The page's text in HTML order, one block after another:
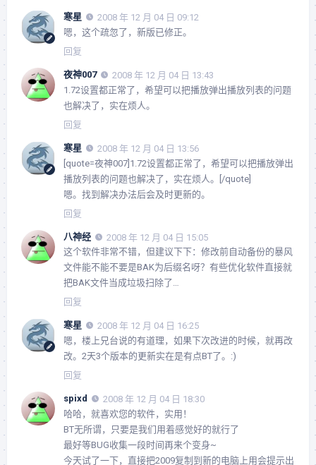
寒星
2008 年 12 月 04 日 09:12
嗯，这个疏忽了，新版已修正。
回复
夜神007
2008 年 12 月 04 日 13:43
1.72设置都正常了，希望可以把播放弹出播放列表的问题
也解决了，实在烦人。
回复
寒星
2008 年 12 月 04 日 13:56
[quote=夜神007]1.72设置都正常了，希望可以把播放弹出
播放列表的问题也解决了，实在烦人。[/quote]
嗯。找到解决办法后会及时更新的。
回复
八神经
2008 年 12 月 04 日 15:05
这个软件非常不错，但建议下下：修改前自动备份的暴风
文件能不能不要是BAK为后缀名呀？有些优化软件直接就
把BAK文件当成垃圾扫除了…
回复
寒星
2008 年 12 月 04 日 16:25
嗯，楼上兄台说的有道理，如果下次改进的时候，就再改
改。2天3个版本的更新实在是有点BT了。:)
回复
spixd
2008 年 12 月 04 日 18:30
哈哈，就喜欢您的软件，实用！
BT无所谓，只要是我们用着感觉好的就行了
最好等BUG收集一段时间再来个变身~
今天试了一下，直接把2009复制到新的电脑上用会提示出